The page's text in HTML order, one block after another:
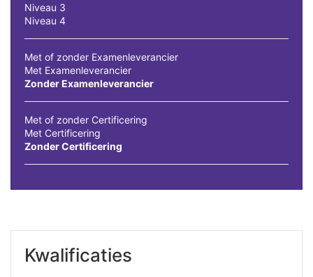
Niveau 3
Niveau 4
Met of zonder Examenleverancier
Met Examenleverancier
Zonder Examenleverancier
Met of zonder Certificering
Met Certificering
Zonder Certificering
Kwalificaties